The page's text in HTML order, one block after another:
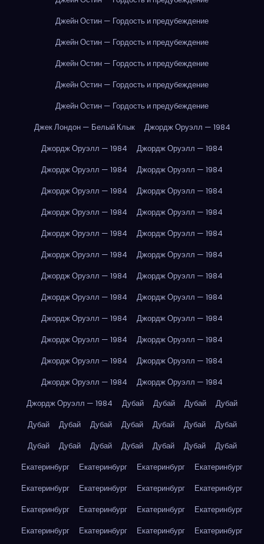
Джейн Остин — Гордость и предубеждение
Джейн Остин — Гордость и предубеждение
Джейн Остин — Гордость и предубеждение
Джейн Остин — Гордость и предубеждение
Джейн Остин — Гордость и предубеждение
Джек Лондон — Белый Клык
Джордж Оруэлл — 1984
Джордж Оруэлл — 1984
Джордж Оруэлл — 1984
Джордж Оруэлл — 1984
Джордж Оруэлл — 1984
Джордж Оруэлл — 1984
Джордж Оруэлл — 1984
Джордж Оруэлл — 1984
Джордж Оруэлл — 1984
Джордж Оруэлл — 1984
Джордж Оруэлл — 1984
Джордж Оруэлл — 1984
Джордж Оруэлл — 1984
Джордж Оруэлл — 1984
Джордж Оруэлл — 1984
Джордж Оруэлл — 1984
Джордж Оруэлл — 1984
Джордж Оруэлл — 1984
Джордж Оруэлл — 1984
Джордж Оруэлл — 1984
Джордж Оруэлл — 1984
Джордж Оруэлл — 1984
Джордж Оруэлл — 1984
Джордж Оруэлл — 1984
Джордж Оруэлл — 1984
Джордж Оруэлл — 1984
Дубай Дубай Дубай
Дубай
Дубай
Дубай Дубай Дубай Дубай Дубай
Дубай
Дубай
Дубай Дубай Дубай Дубай Дубай
Дубай
Екатеринбург
Екатеринбург Екатеринбург
Екатеринбург
Екатеринбург
Екатеринбург Екатеринбург
Екатеринбург
Екатеринбург
Екатеринбург Екатеринбург
Екатеринбург
Екатеринбург
Екатеринбург Екатеринбург
Екатеринбург